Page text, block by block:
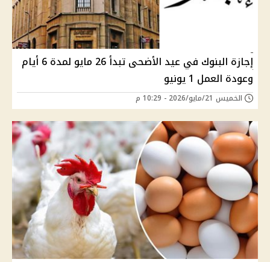
إجازة البنوك في عيد الأضحى تبدأ 26 مايو لمدة 6 أيام
وعودة العمل 1 يونيو
الخميس 21/مايو/2026 - 10:29 م